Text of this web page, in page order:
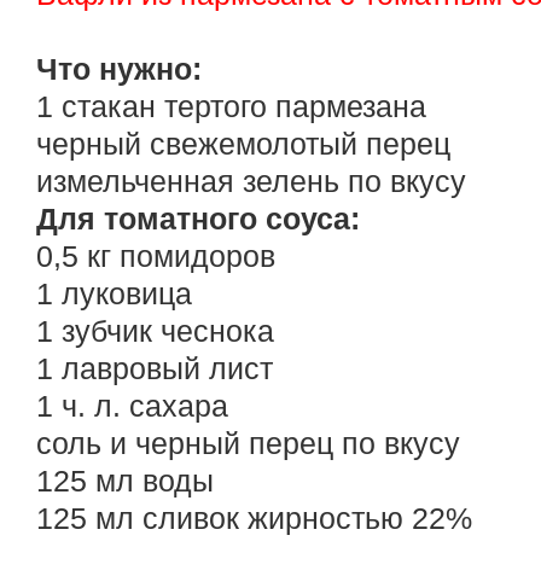
Что нужно:
1 стакан тертого пармезана
черный свежемолотый перец
измельченная зелень по вкусу
Для томатного соуса:
0,5 кг помидоров
1 луковица
1 зубчик чеснока
1 лавровый лист
1 ч. л. сахара
соль и черный перец по вкусу
125 мл воды
125 мл сливок жирностью 22%